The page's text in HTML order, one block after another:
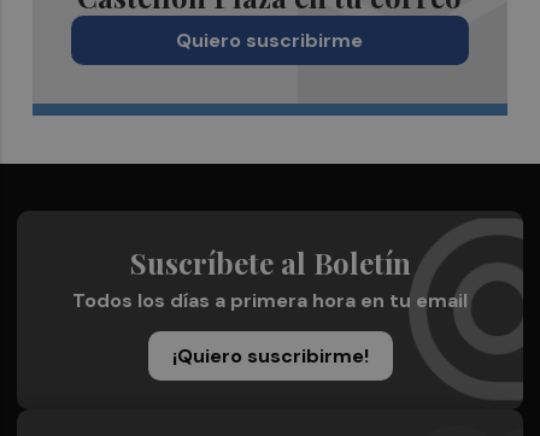
Quiero suscribirme
Suscríbete al Boletín
Todos los días a primera hora en tu email
¡Quiero suscribirme!